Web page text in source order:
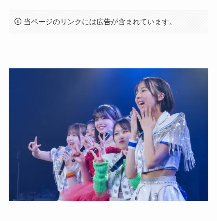
当ページのリンクには広告が含まれています。